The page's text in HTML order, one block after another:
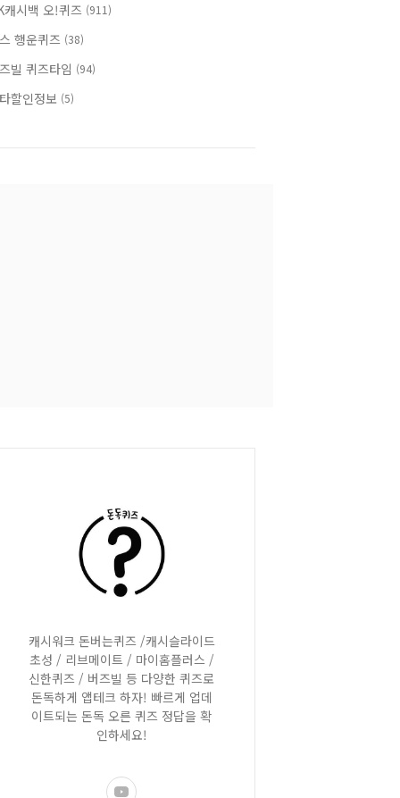
캐시백 오!퀴즈 (911)
행운퀴즈 (38)
빌 퀴즈타임 (94)
할인정보 (5)
캐시워크 돈버는퀴즈 /캐시슬라이드
초성 / 리브메이트 / 마이홈플러스 /
신한퀴즈 / 버즈빌 등 다양한 퀴즈로
돈독하게 앱테크 하자! 빠르게 업데
이트되는 돈독 오른 퀴즈 정답을 확
인하세요!